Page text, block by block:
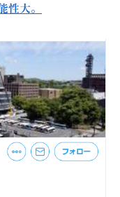
性大。